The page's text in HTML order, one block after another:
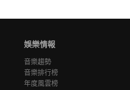
娛樂情報
音樂趨勢
音樂排行榜
年度風雲榜